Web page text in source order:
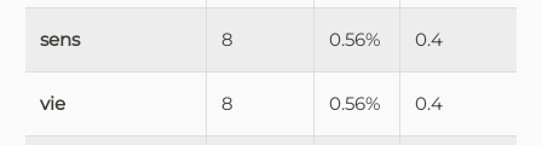
sens 8 0.56% 0.4
vie 8 0.56% 0.4